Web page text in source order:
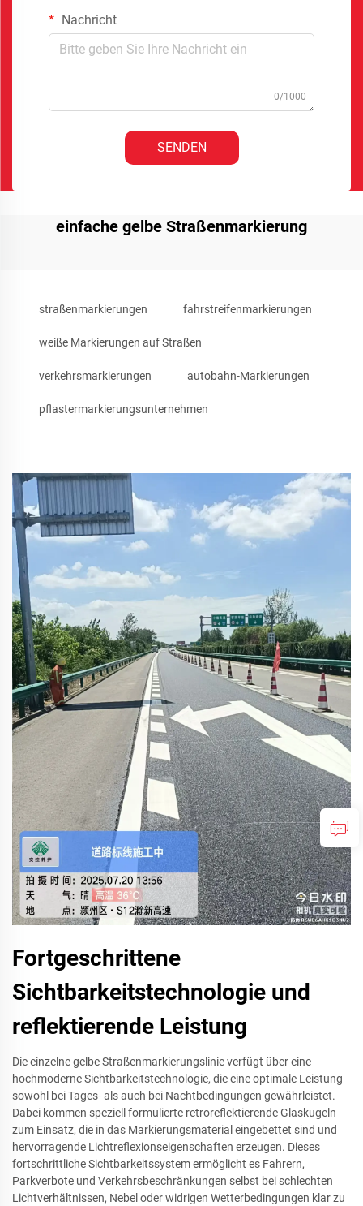
Nachricht
0/1000
SENDEN
einfache gelbe Straßenmarkierung
straßenmarkierungen fahrstreifenmarkierungen
weiße Markierungen auf Straßen
verkehrsmarkierungen autobahn-Markierungen
pflastermarkierungsunternehmen
Fortgeschrittene
Sichtbarkeitstechnologie und
reflektierende Leistung
Die einzelne gelbe Straßenmarkierungslinie verfügt über eine
hochmoderne Sichtbarkeitstechnologie, die eine optimale Leistung
sowohl bei Tages- als auch bei Nachtbedingungen gewährleistet.
Dabei kommen speziell formulierte retroreflektierende Glaskugeln
zum Einsatz, die in das Markierungsmaterial eingebettet sind und
hervorragende Lichtreflexionseigenschaften erzeugen. Dieses
fortschrittliche Sichtbarkeitssystem ermöglicht es Fahrern,
Parkverbote und Verkehrsbeschränkungen selbst bei schlechten
Lichtverhältnissen, Nebel oder widrigen Wetterbedingungen klar zu